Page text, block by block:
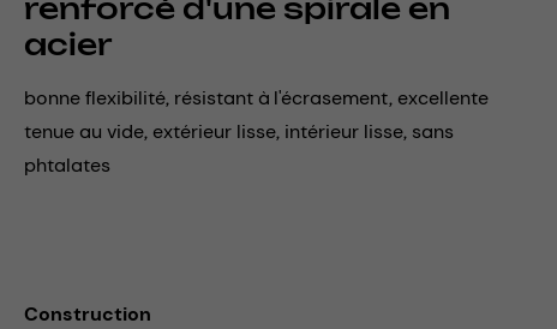
renforcé d'une spirale en
acier
bonne flexibilité, résistant à l'écrasement, excellente
tenue au vide, extérieur lisse, intérieur lisse, sans
phtalates
Construction